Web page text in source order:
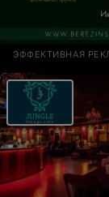
ЭФФЕКТИВНАЯ